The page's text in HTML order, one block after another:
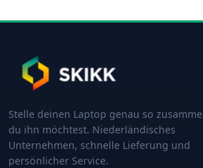
Stelle deinen Laptop genau so
du ihn möchtest. Niederländisches
Unternehmen, schnelle Lieferung und
persönlicher Service.